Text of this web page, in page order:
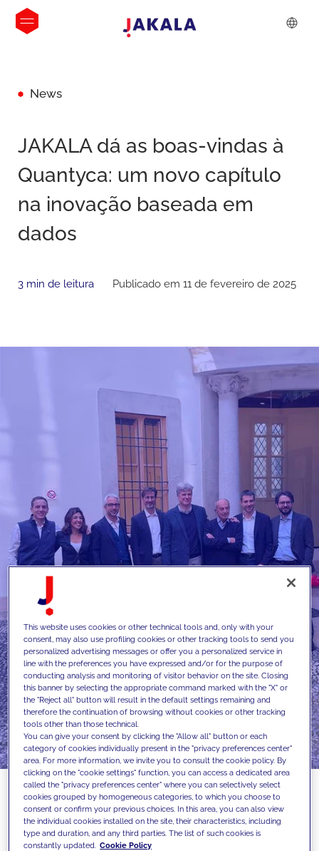
News
JAKALA dá as boas-vindas à
Quantyca: um novo capítulo
na inovação baseada em
dados
3 min de leitura Publicado em 11 de fevereiro de 2025
Uma estratégia fundamental para
fortalecer a experiência da JAKALA e
This website uses cookies or other technical tools and, only with your
consent, may also use profiling cookies or other tracking tools to send you
personalized advertising messages or offer you a personalized service in
line with the preferences you have expressed and/or for the purpose of
conducting analysis and monitoring of visitor behavior on the site. Closing
this banner by selecting the appropriate command marked with the "X" or
the "Reject all" button will result in the default settings remaining and
therefore the continuation of browsing without cookies or other tracking
tools other than those technical.
You can give your consent by clicking the "Allow all" button or each
category of cookies individually present in the "privacy preferences center"
area. For more information, we invite you to consult the cookie policy. By
clicking on the "cookie settings" function, you can access a dedicated area
called the "privacy preferences center" where you can selectively select
cookies grouped by homogeneous categories, to which you choose to
consent or confirm your previous choices. In this area, you can also view
the individual cookies installed on the site, their characteristics, including
type and duration, and any third parties. The list of such cookies is
constantly updated. Cookie Policy